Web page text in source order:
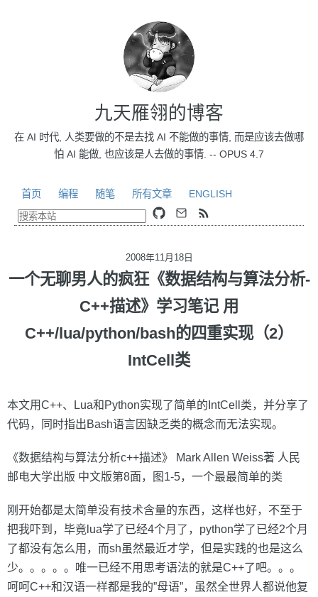
九天雁翎的博客
在 AI 时代, 人类要做的不是去找 AI 不能做的事情, 而是应该去做哪
怕 AI 能做, 也应该是人去做的事情. -- OPUS 4.7
首页 编程 随笔 所有文章 ENGLISH
2008年11月18日
一个无聊男人的疯狂《数据结构与算法分析-
C++描述》学习笔记 用
C++/lua/python/bash的四重实现（2）
IntCell类
本文用C++、Lua和Python实现了简单的IntCell类，并分享了
代码，同时指出Bash语言因缺乏类的概念而无法实现。
《数据结构与算法分析c++描述》 Mark Allen Weiss著 人民
邮电大学出版 中文版第8面，图1-5，一个最最简单的类
刚开始都是太简单没有技术含量的东西，这样也好，不至于
把我吓到，毕竟lua学了已经4个月了，python学了已经2个月
了都没有怎么用，而sh虽然最近才学，但是实践的也是这么
少。。。。。唯一已经不用思考语法的就是C++了吧。。。
呵呵C++和汉语一样都是我的”母语”，虽然全世界人都说他复